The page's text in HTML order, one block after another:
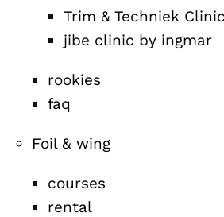
Trim & Techniek
jibe clinic by ingmar
rookies
faq
Foil & wing
courses
rental